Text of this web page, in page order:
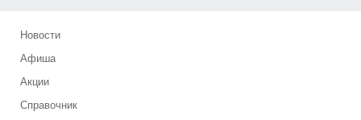
Новости
Афиша
Акции
Справочник